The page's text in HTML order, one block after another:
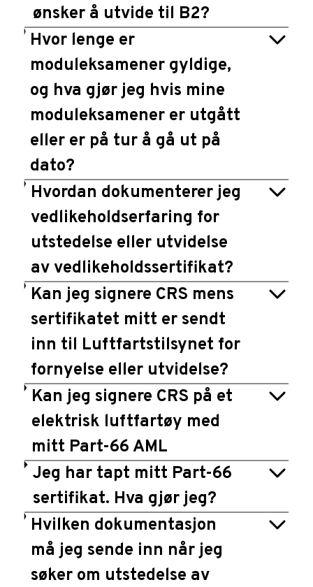
ønsker å utvide til B2?
Hvor lenge er
moduleksamener gyldige,
og hva gjør jeg hvis mine
moduleksamener er utgått
eller er på tur å gå ut på
dato?
Hvordan dokumenterer jeg
vedlikeholdserfaring for
utstedelse eller utvidelse
av vedlikeholdssertifikat?
Kan jeg signere CRS mens
sertifikatet mitt er sendt
inn til Luftfartstilsynet for
fornyelse eller utvidelse?
Kan jeg signere CRS på et
elektrisk luftfartøy med
mitt Part-66 AML
Jeg har tapt mitt Part-66
sertifikat. Hva gjør jeg?
Hvilken dokumentasjon
må jeg sende inn når jeg
søker om utstedelse av